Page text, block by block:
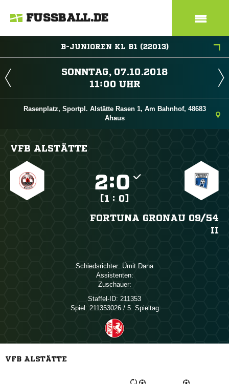
FUSSBALL.DE
B-JUNIOREN KL B1 (22013)
 
 
Rasenplatz, Sportpl. Alstätte Rasen 1, Am Bahnhof, 48683
Ahaus
VFB ALSTÄTTE
:
[1 : 0]
FORTUNA GRONAU 09/​54
II
Schiedsrichter:  
Assistenten:
Zuschauer:
Staffel-ID: 211353
Spiel: 211353026 / 5. Spieltag
VFB ALSTÄTTE